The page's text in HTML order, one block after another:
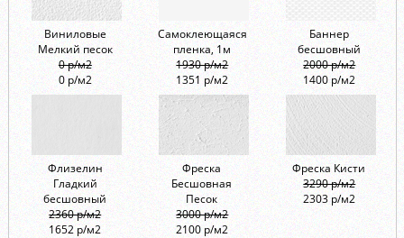
Виниловые
Мелкий песок
0 р/м2
0 р/м2
Самоклеющаяся
пленка, 1м
1930 р/м2
1351 р/м2
Баннер
бесшовный
2000 р/м2
1400 р/м2
Флизелин
Гладкий
бесшовный
2360 р/м2
1652 р/м2
Фреска
Бесшовная
Песок
3000 р/м2
2100 р/м2
Фреска Кисти
3290 р/м2
2303 р/м2